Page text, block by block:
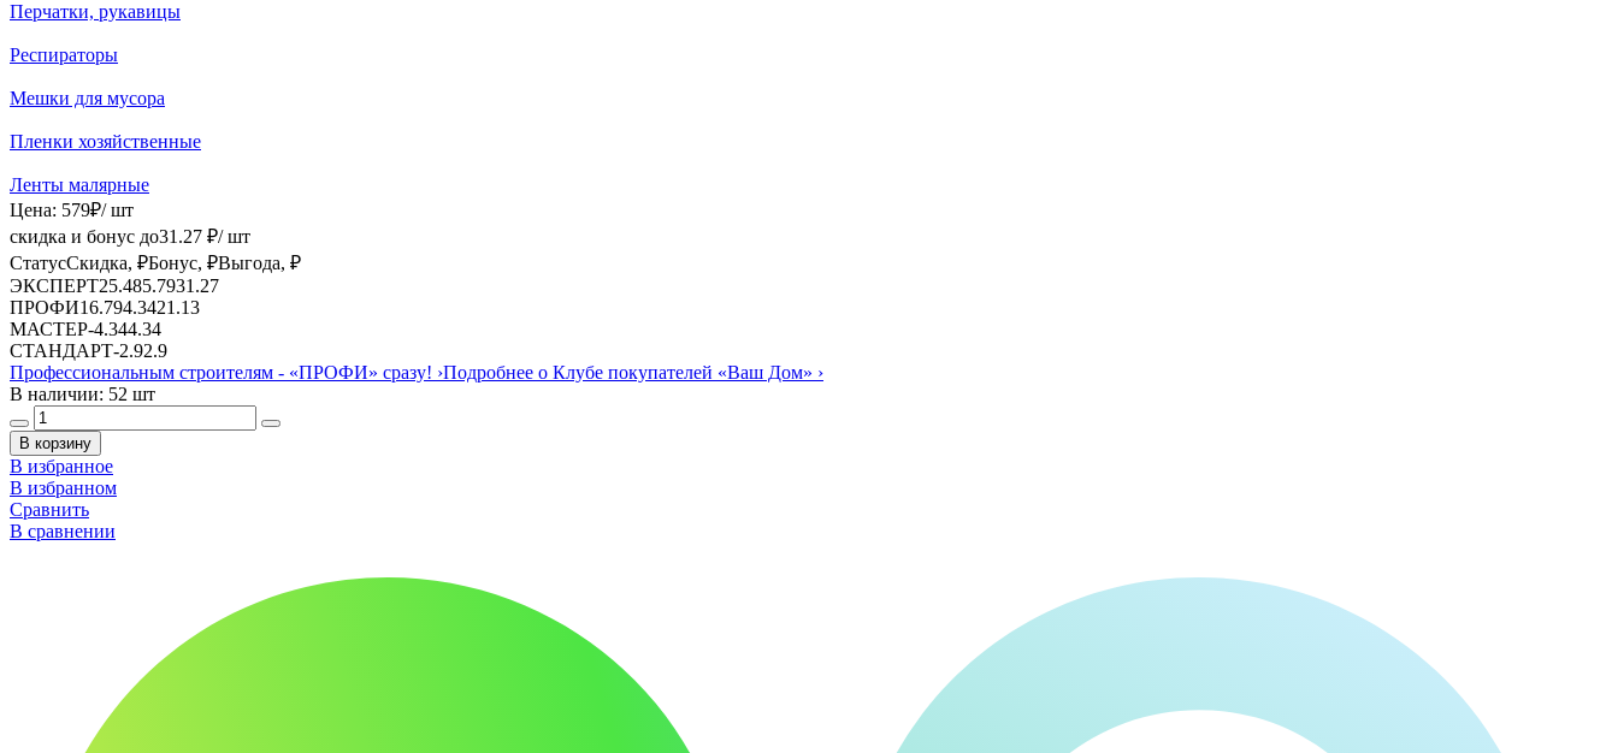
Перчатки, рукавицы
Респираторы
Мешки для мусора
Пленки хозяйственные
Ленты малярные
Цена: 579₽/ шт
скидка и бонус до31.27 ₽/ шт
СтатусСкидка, ₽Бонус, ₽Выгода, ₽
ЭКСПЕРТ25.485.7931.27
ПРОФИ16.794.3421.13
МАСТЕР-4.344.34
СТАНДАРТ-2.92.9
Профессиональным строителям - «ПРОФИ» сразу! ›Подробнее о Клубе покупателей «Ваш Дом» ›
В наличии: 52 шт
В корзину
В избранное
В избранном
Сравнить
В сравнении